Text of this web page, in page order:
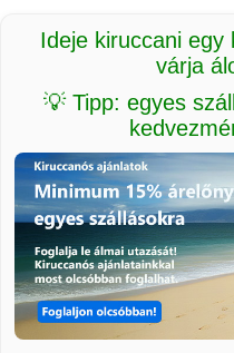
Ideje kiruccani egy
várja
💡 Tipp: egyes